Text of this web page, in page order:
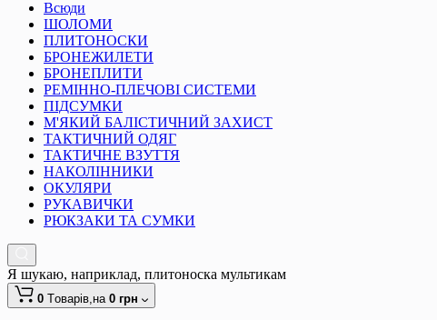
Всюди
ШОЛОМИ
ПЛИТОНОСКИ
БРОНЕЖИЛЕТИ
БРОНЕПЛИТИ
РЕМІННО-ПЛЕЧОВІ СИСТЕМИ
ПІДСУМКИ
М'ЯКИЙ БАЛІСТИЧНИЙ ЗАХИСТ
ТАКТИЧНИЙ ОДЯГ
ТАКТИЧНЕ ВЗУТТЯ
НАКОЛІННИКИ
ОКУЛЯРИ
РУКАВИЧКИ
РЮКЗАКИ ТА СУМКИ
Я шукаю, наприклад, плитоноска мультикам
0 Tоварів,на 0 грн